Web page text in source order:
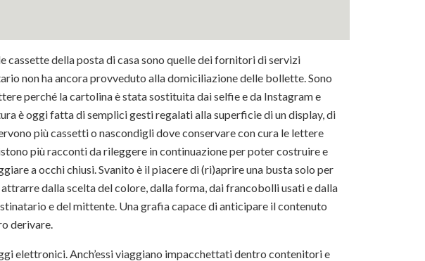
cassette della posta di casa sono quelle dei fornitori di servizi
non ha ancora provveduto alla domiciliazione delle bollette. Sono
perché la cartolina è stata sostituita dai selfie e da Instagram e
è oggi fatta di semplici gesti regalati alla superficie di un display, di
più cassetti o nascondigli dove conservare con cura le lettere
più racconti da rileggere in continuazione per poter costruire e
a occhi chiusi. Svanito è il piacere di (ri)aprire una busta solo per
dalla scelta del colore, dalla forma, dai francobolli usati e dalla
e del mittente. Una grafia capace di anticipare il contenuto
derivare.
elettronici. Anch’essi viaggiano impacchettati dentro contenitori e